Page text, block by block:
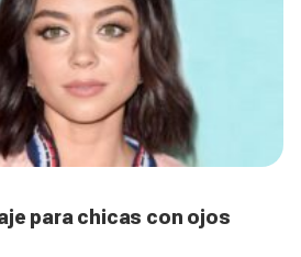
para chicas con ojos